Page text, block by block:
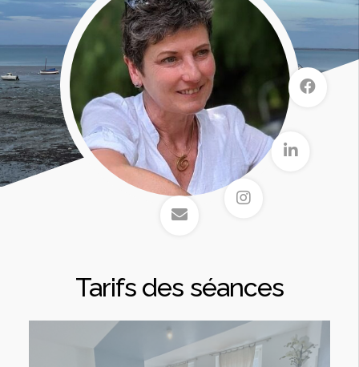
Tarifs des séances